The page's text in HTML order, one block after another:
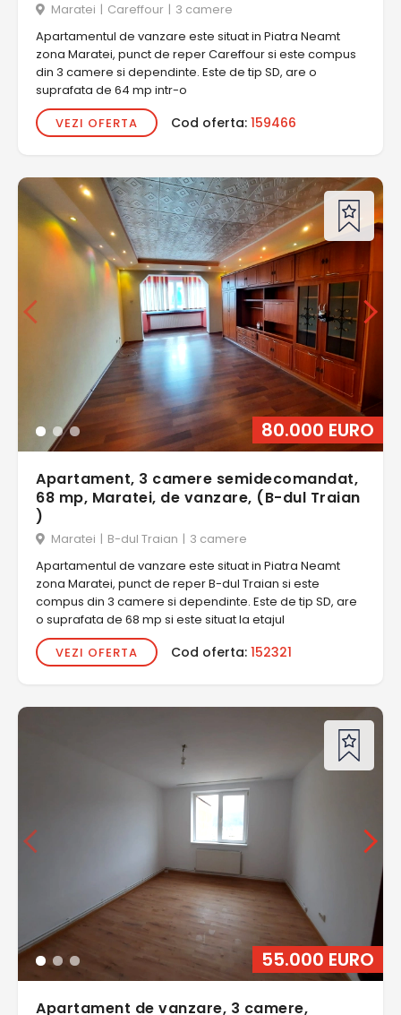
Maratei | Careffour | 3 camere
Apartamentul de vanzare este situat in Piatra Neamt
zona Maratei, punct de reper Careffour si este compus
din 3 camere si dependinte. Este de tip SD, are o
suprafata de 64 mp intr-o
VEZI OFERTA
Cod oferta: 159466
80.000 EURO
Apartament, 3 camere semidecomandat,
68 mp, Maratei, de vanzare, (B-dul Traian
)
Maratei | B-dul Traian | 3 camere
Apartamentul de vanzare este situat in Piatra Neamt
zona Maratei, punct de reper B-dul Traian si este
compus din 3 camere si dependinte. Este de tip SD, are
o suprafata de 68 mp si este situat la etajul
VEZI OFERTA
Cod oferta: 152321
55.000 EURO
Apartament de vanzare, 3 camere,